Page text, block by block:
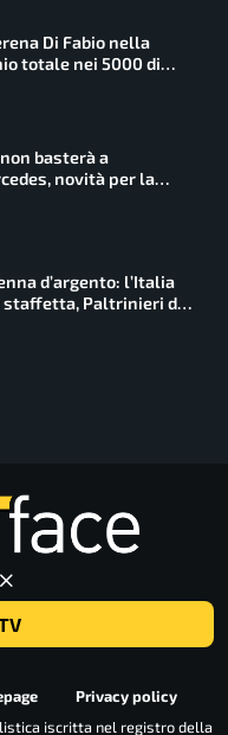
Di Fabio nella
totale nei 5000 di
non basterà a
novità per la
d’argento: l’Italia
staffetta, Paltrinieri da
Privacy policy
iscritta nel registro della